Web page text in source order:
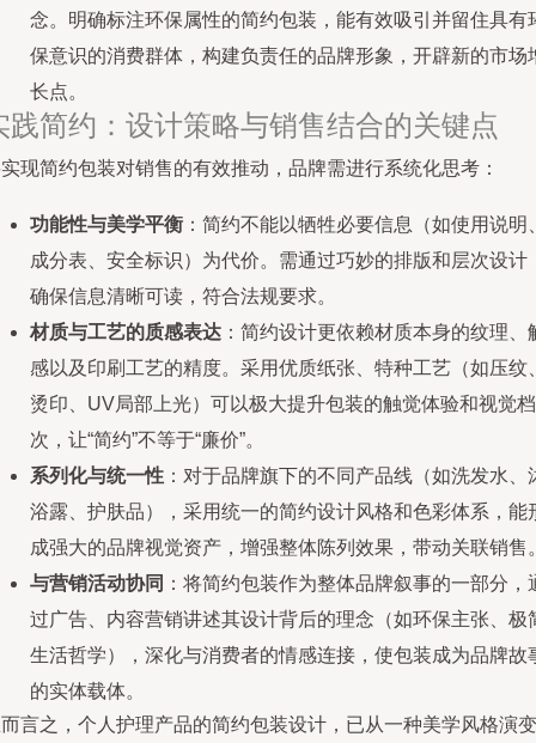
念。明确标注环保属性的简约包装，能有效吸引并留住具有
保意识的消费群体，构建负责任的品牌形象，开辟新的市场
长点。
践简约：设计策略与销售结合的关键点
现简约包装对销售的有效推动，品牌需进行系统化思考：
功能性与美学平衡 ：简约不能以牺牲必要信息（如使用说明
成分表、安全标识）为代价。需通过巧妙的排版和层次设计
确保信息清晰可读，符合法规要求。
材质与工艺的质感表达 ：简约设计更依赖材质本身的纹理、
感以及印刷工艺的精度。采用优质纸张、特种工艺（如压纹
烫印、UV局部上光）可以极大提升包装的触觉体验和视觉档
次，让“简约”不等于“廉价”。
系列化与统一性 ：对于品牌旗下的不同产品线（如洗发水、
浴露、护肤品），采用统一的简约设计风格和色彩体系，能
成强大的品牌视觉资产，增强整体陈列效果，带动关联销售
与营销活动协同 ：将简约包装作为整体品牌叙事的一部分，
过广告、内容营销讲述其设计背后的理念（如环保主张、极
生活哲学），深化与消费者的情感连接，使包装成为品牌故
的实体载体。
言之，个人护理产品的简约包装设计，已从一种美学风格演变